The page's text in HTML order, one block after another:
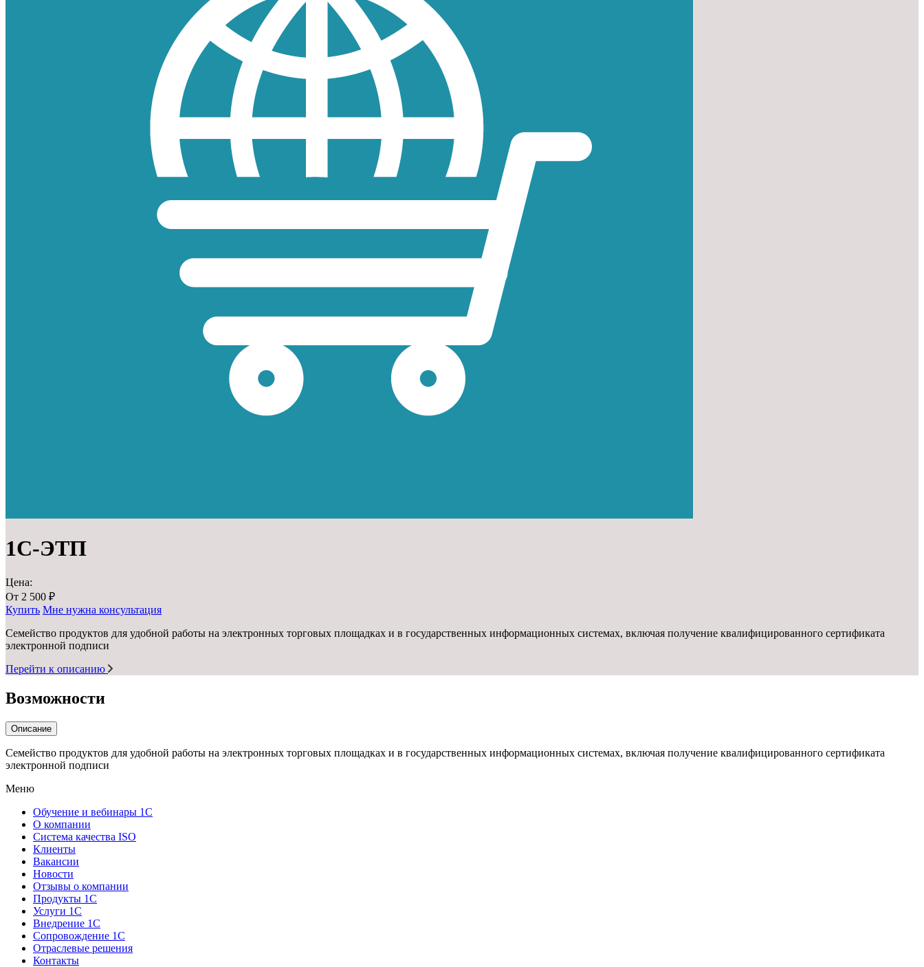
1С-ЭТП
Цена:
От 2 500 ₽
Купить Мне нужна консультация
Семейство продуктов для удобной работы на электронных торговых площадках и в государственных информационных системах, включая получение квалифицированного сертификата
электронной подписи
Перейти к описанию
Возможности
Описание
Семейство продуктов для удобной работы на электронных торговых площадках и в государственных информационных системах, включая получение квалифицированного сертификата
электронной подписи
Меню
Обучение и вебинары 1С
О компании
Система качества ISO
Клиенты
Вакансии
Новости
Отзывы о компании
Продукты 1С
Услуги 1С
Внедрение 1С
Сопровождение 1С
Отраслевые решения
Контакты